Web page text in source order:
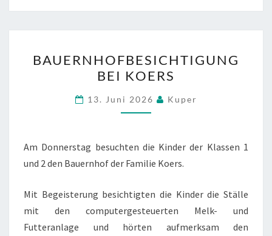
BEI
KOERS
BAUERNHOFBESICHTIGUNG
BEI KOERS
13. Juni 2026 Kuper
Am Donnerstag besuchten die Kinder der Klassen 1
und 2 den Bauernhof der Familie Koers.
Mit Begeisterung besichtigten die Kinder die Ställe
mit den computergesteuerten Melk- und
Futteranlage und hörten aufmerksam den